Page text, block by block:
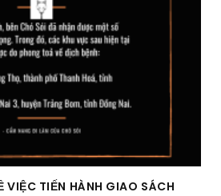
VIỆC TIẾN HÀNH GIAO SÁCH